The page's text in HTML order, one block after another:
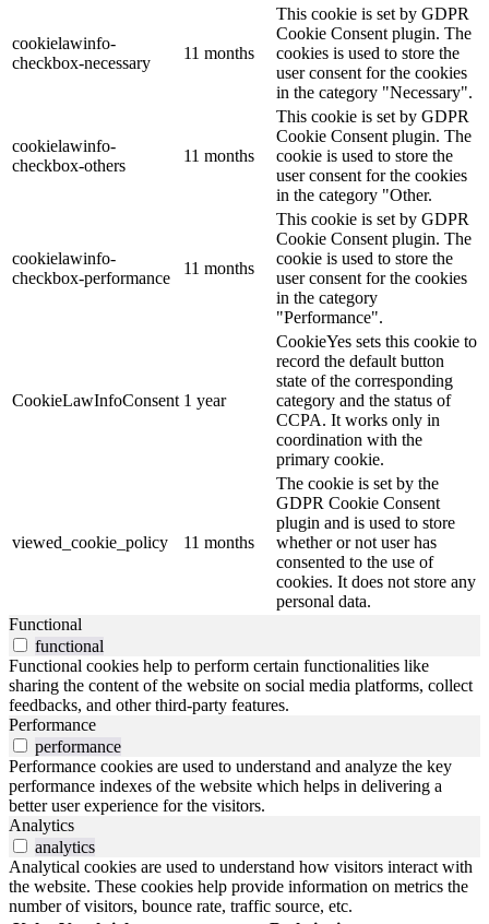
cookielawinfo-
checkbox-necessary
11 months
This cookie is set by GDPR
Cookie Consent plugin. The
cookies is used to store the
user consent for the cookies
in the category "Necessary".
cookielawinfo-
checkbox-others
11 months
This cookie is set by GDPR
Cookie Consent plugin. The
cookie is used to store the
user consent for the cookies
in the category "Other.
cookielawinfo-
checkbox-performance
11 months
This cookie is set by GDPR
Cookie Consent plugin. The
cookie is used to store the
user consent for the cookies
in the category
"Performance".
CookieLawInfoConsent 1 year
CookieYes sets this cookie to
record the default button
state of the corresponding
category and the status of
CCPA. It works only in
coordination with the
primary cookie.
viewed_cookie_policy 11 months
The cookie is set by the
GDPR Cookie Consent
plugin and is used to store
whether or not user has
consented to the use of
cookies. It does not store any
personal data.
Functional
functional
Functional cookies help to perform certain functionalities like
sharing the content of the website on social media platforms, collect
feedbacks, and other third-party features.
Performance
performance
Performance cookies are used to understand and analyze the key
performance indexes of the website which helps in delivering a
better user experience for the visitors.
Analytics
analytics
Analytical cookies are used to understand how visitors interact with
the website. These cookies help provide information on metrics the
number of visitors, bounce rate, traffic source, etc.